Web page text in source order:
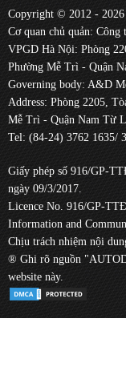
Copyright © 2012 -
Cơ quan chủ quản:
VPGD Hà Nội: Phòng
Phường Mễ Trì - Quận
Governing body: A&D
Address: Phòng 2205,
Mễ Trì - Quận Nam Từ
Tel: (84-24) 3762 1635/
Giấy phép số 916/GP-
ngày 09/3/2017.
Licence No. 916/GP-
Information and
Chịu trách nhiệm nội
® Ghi rõ nguồn
website này.